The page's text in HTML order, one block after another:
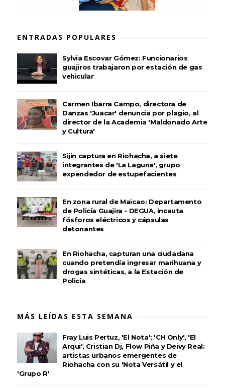
ENTRADAS POPULARES
Sylvia Escovar Gómez: Funcionarios
guajiros trabajaron por estación de gas
vehicular
Carmen Ibarra Campo, directora de
Danzas 'Juacar' denuncia por plagio, al
director de la Academia 'Maldonado Arte
y Cultura'
Sijin captura en Riohacha, a siete
integrantes de 'La Laguna', grupo
expendedor de estupefacientes
En zona rural de Maicao: Departamento
de Policía Guajira - DEGUA, incauta
fósforos eléctricos y cápsulas
detonantes
En Riohacha, capturan una ciudadana
cuando pretendía ingresar marihuana y
drogas sintéticas, a la Estación de
Policía
MÁS LEÍDAS ESTA SEMANA
Fray Luis Pertuz, 'El Nota'; 'CH Only', 'El
Arqui', Cristian Dj, Flow Piña y Deivy Real:
artistas urbanos emergentes de
Riohacha con su 'Nota Versátil y el
'Grupo R'